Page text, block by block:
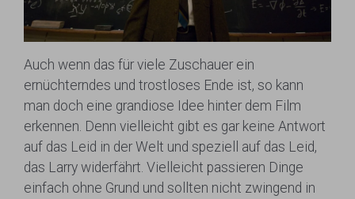
Auch wenn das für viele Zuschauer ein
ernüchterndes und trostloses Ende ist, so kann
man doch eine grandiose Idee hinter dem Film
erkennen. Denn vielleicht gibt es gar keine Antwort
auf das Leid in der Welt und speziell auf das Leid,
das Larry widerfährt. Vielleicht passieren Dinge
einfach ohne Grund und sollten nicht zwingend in